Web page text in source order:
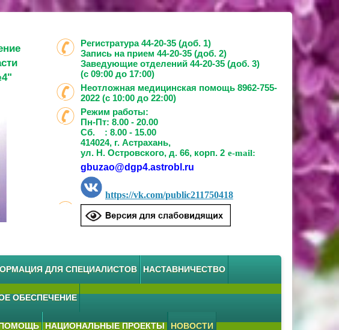
Регистратура 44-20-35 (доб. 1)
Запись на прием 44-20-35 (доб. 2)
Заведующие отделений 44-20-35 (доб. 3)
(с 09:00 до 17:00)
Неотложная медицинская помощь 8962-755-
2022 (с 10:00 до 22:00)
Режим работы:
Пн-Пт: 8.00 - 20.00
Сб. : 8.00 - 15.00
414024, г. Астрахань,
ул. Н. Островского, д. 66, корп. 2 e-mail:
gbuzao@dgp4.astrobl.ru
https://vk.com/public211750418
ДЛЯ СПЕЦИАЛИСТОВ НАСТАВНИЧЕСТВО
ОБЕСПЕЧЕНИЕ
ПОМОЩЬ НАЦИОНАЛЬНЫЕ ПРОЕКТЫ НОВОСТИ